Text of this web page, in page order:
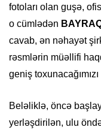
fotoları olan guşə,
o cümlədən
cavab, ən nəhayət
rəsmlərin müəllifi
geniş
Beləliklə, öncə
yerləşdirilən, ulu